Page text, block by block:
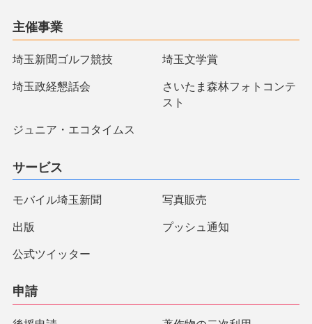
主催事業
埼玉新聞ゴルフ競技 埼玉文学賞
埼玉政経懇話会
さいたま森林フォトコンテ
スト
ジュニア・エコタイムス
サービス
モバイル埼玉新聞 写真販売
出版 プッシュ通知
公式ツイッター
申請